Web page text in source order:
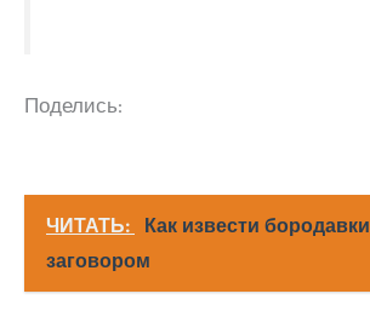
Поделись:
ЧИТАТЬ:
Как извести бородавки
заговором